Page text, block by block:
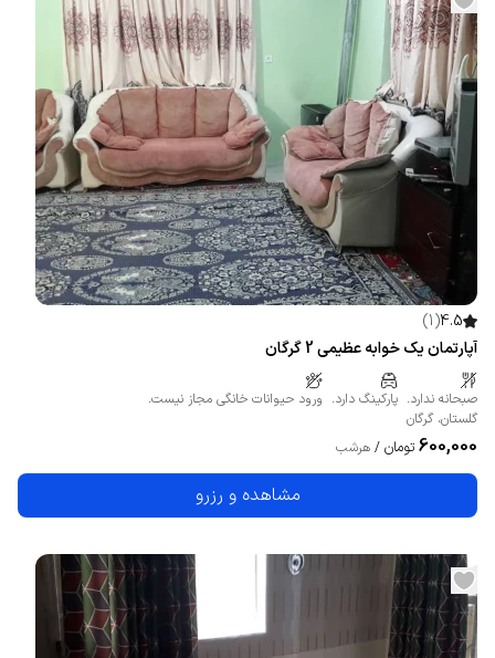
4.5
(
1
)
آپارتمان یک خوابه عظیمی 2 گرگان
صبحانه ندارد. پارکینگ دارد. ورود حیوانات خانگی مجاز نیست.
گلستان، گرگان
600,000 تومان / هرشب
مشاهده و رزرو